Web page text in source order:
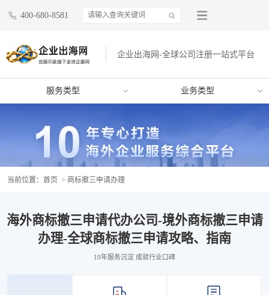
400-680-8581
企业出海网-全球公司注册一站式平台
服务类型 业务类型
当前位置： 首页 > 商标撤三申请办理
海外商标撤三申请代办公司-境外商标撤三申请
办理-全球商标撤三申请攻略、指南
10年服务沉淀 成就行业口碑